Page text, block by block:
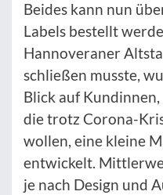
Beides kann nun
Labels bestellt
Hannoveraner
schließen musste,
Blick auf
die trotz Corona-
wollen, eine kleine
entwickelt.
je nach Design und